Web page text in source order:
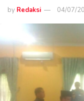
by Redaksi 04/07/